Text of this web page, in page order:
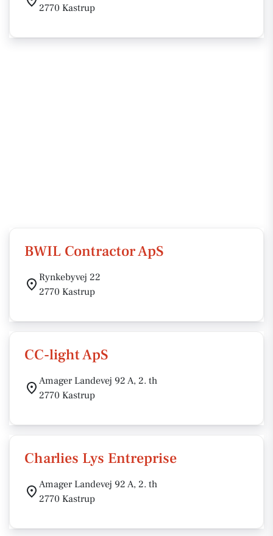
2770 Kastrup
BWIL Contractor ApS
Rynkebyvej 22
2770 Kastrup
CC-light ApS
Amager Landevej 92 A, 2. th
2770 Kastrup
Charlies Lys Entreprise
Amager Landevej 92 A, 2. th
2770 Kastrup